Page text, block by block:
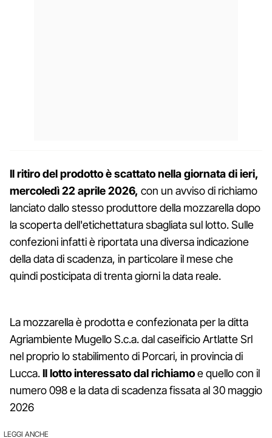
Il ritiro del prodotto è scattato nella giornata di ieri,
mercoledì 22 aprile 2026, con un avviso di richiamo
lanciato dallo stesso produttore della mozzarella dopo
la scoperta dell'etichettatura sbagliata sul lotto. Sulle
confezioni infatti è riportata una diversa indicazione
della data di scadenza, in particolare il mese che
quindi posticipata di trenta giorni la data reale.
La mozzarella è prodotta e confezionata per la ditta
Agriambiente Mugello S.c.a. dal caseificio Artlatte Srl
nel proprio lo stabilimento di Porcari, in provincia di
Lucca.Il lotto interessato dal richiamoe quello con il
numero 098 e la data di scadenza fissata al 30 maggio
2026
LEGGI ANCHE